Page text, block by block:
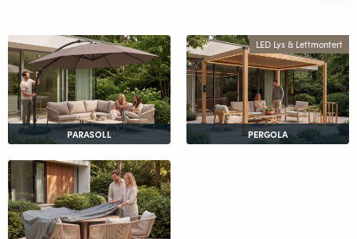
PARASOLL
LED Lys & Lettmontert
PERGOLA